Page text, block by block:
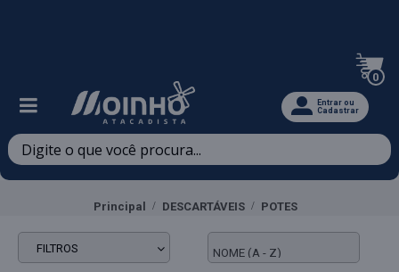
0
Entrar ou
Cadastrar
Principal DESCARTÁVEIS POTES
FILTROS